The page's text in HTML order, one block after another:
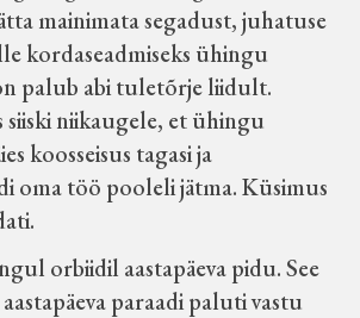
mainimata segadust, juhatuse
kordaseadmiseks ühingu
palub abi tuletõrje liidult.
siiski niikaugele, et ühingu
koosseisus tagasi ja
oma töö pooleli jätma. Küsimus
orbiidil aastapäeva pidu. See
paraadi paluti vastu